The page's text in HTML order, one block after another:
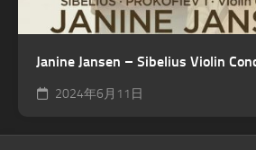
Janine Jansen – Sibelius Violin
2024年6月11日